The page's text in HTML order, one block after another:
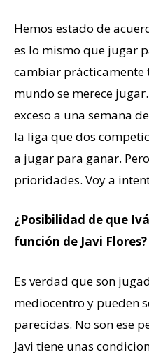
Hemos estado de
es lo mismo que jugar
cambiar prácticamente
mundo se merece
exceso a una semana
la liga que dos
a jugar para ganar.
prioridades. Voy a
¿Posibilidad de que
función de Javi Flores?
Es verdad que son
mediocentro y pueden
parecidas. No son ese
Javi tiene unas